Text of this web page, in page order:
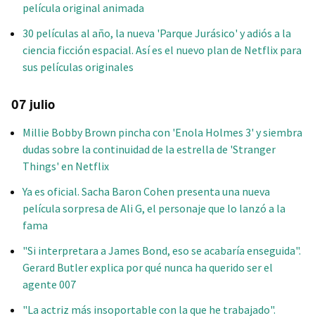
película original animada
30 películas al año, la nueva 'Parque Jurásico' y adiós a la
ciencia ficción espacial. Así es el nuevo plan de Netflix para
sus películas originales
07 julio
Millie Bobby Brown pincha con 'Enola Holmes 3' y siembra
dudas sobre la continuidad de la estrella de 'Stranger
Things' en Netflix
Ya es oficial. Sacha Baron Cohen presenta una nueva
película sorpresa de Ali G, el personaje que lo lanzó a la
fama
"Si interpretara a James Bond, eso se acabaría enseguida".
Gerard Butler explica por qué nunca ha querido ser el
agente 007
"La actriz más insoportable con la que he trabajado".